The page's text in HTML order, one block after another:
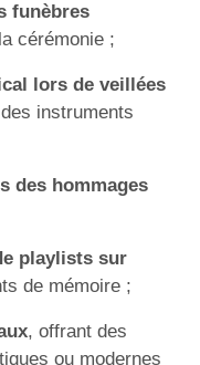
funèbres
cérémonie ;
lors de veillées
instruments
des hommages
playlists sur
de mémoire ;
, offrant des
ou modernes